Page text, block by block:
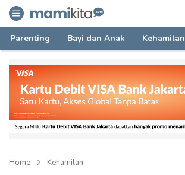
mamikita.com
Informasi Parenting untuk Mami Milenial
Parenting Bayi dan Anak Kehamilan
Home Kehamilan